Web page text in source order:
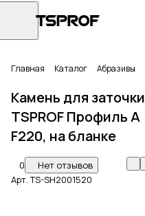
Главная Каталог Абразивы
Камень для заточки
TSPROF Профиль A
F220, на бланке
0
Нет отзывов
Арт.TS-SH2001520